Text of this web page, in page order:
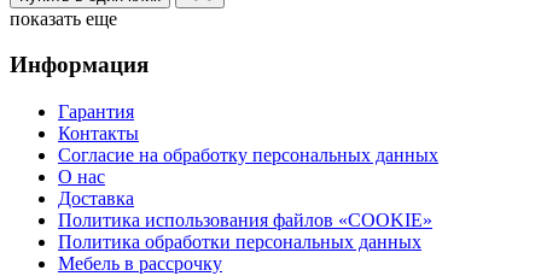
показать еще
Информация
Гарантия
Контакты
Согласие на обработку персональных данных
О нас
Доставка
Политика использования файлов «COOKIE»
Политика обработки персональных данных
Мебель в рассрочку